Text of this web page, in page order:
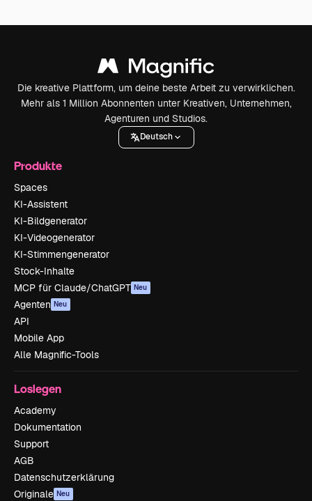
Die kreative Plattform, um deine beste Arbeit zu verwirklichen.
Mehr als 1 Million Abonnenten unter Kreativen, Unternehmen,
Agenturen und Studios.
Deutsch
Produkte
Spaces
KI-Assistent
KI-Bildgenerator
KI-Videogenerator
KI-Stimmengenerator
Stock-Inhalte
MCP für Claude/ChatGPT Neu
Agenten Neu
API
Mobile App
Alle Magnific-Tools
Loslegen
Academy
Dokumentation
Support
AGB
Datenschutzerklärung
Originale Neu